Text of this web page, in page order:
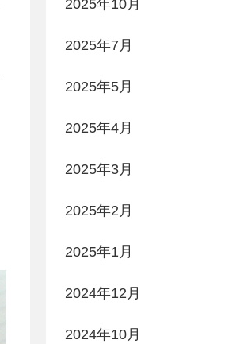
2025年10月
2025年7月
2025年5月
2025年4月
2025年3月
2025年2月
2025年1月
2024年12月
2024年10月